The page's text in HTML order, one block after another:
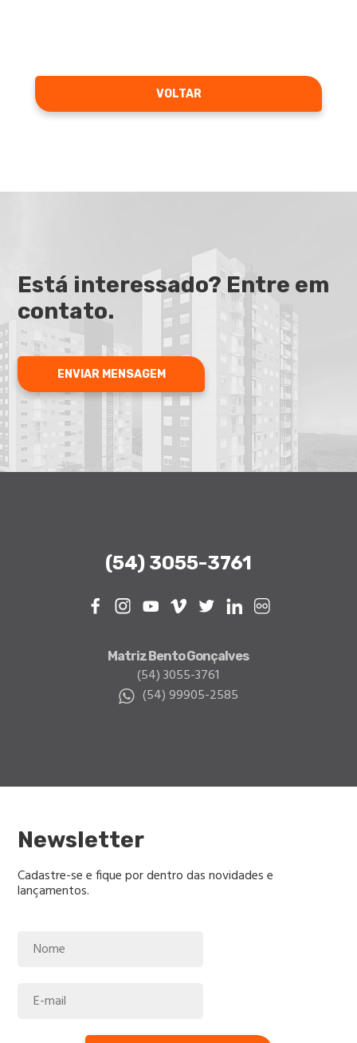
VOLTAR
Está interessado? Entre em
contato.
ENVIAR MENSAGEM
(54) 3055-3761
Facebook Instagram Youtube Vimeo Twitter Linkedin
Matriz Bento Gonçalves
(54) 3055-3761
(54) 99905-2585
Newsletter
Cadastre-se e fique por dentro das novidades e
lançamentos.